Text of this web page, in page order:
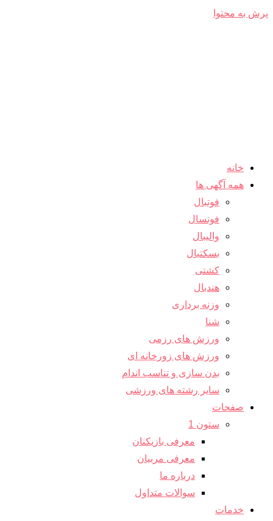
پرش به محتوا
خانه
همه آگهی ها
فوتبال
فوتسال
والیبال
بسکتبال
کشتی
هندبال
وزنه برداری
شنا
ورزش های رزمی
ورزش های زورخانه ای
بدن سازی و تناسب اندام
سایر رشته های ورزشی
صفحات
ستون 1
معرفی بازیکنان
معرفی مربیان
درباره ما
سوالات متداول
خدمات